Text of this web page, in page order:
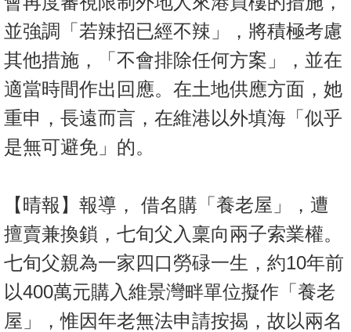
並強調「若辣招已經不辣」，將積極考慮
其他措施，「不會排除任何方案」，並在
適當時間作出回應。在土地供應方面，她
重申，長遠而言，在維港以外填海「似乎
是無可避免」的。
【晴報】報導， 借名購「養老屋」，遭
擅賣兼換鎖，七旬父入稟向兩子索業權。
七旬父親為一家四口勞碌一生，約10年前
以400萬元購入維景灣畔單位擬作「養老
屋」，惟因年老無法申請按揭，故以兩名